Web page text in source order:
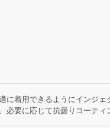
に着用できるようにインジ
必要に応じて抗曇りコーテ